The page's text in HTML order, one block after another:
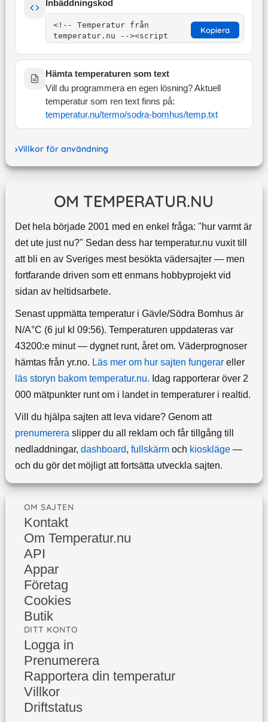
Inbäddningskod
Kopiera
Hämta temperaturen som text
Vill du programmera en egen lösning? Aktuell
temperatur som ren text finns på:
temperatur.nu/termo/sodra-bomhus/temp.txt
Villkor för användning
OM TEMPERATUR.NU
Det hela började 2001 med en enkel fråga: "hur varmt är
det ute just nu?" Sedan dess har temperatur.nu vuxit till
att bli en av Sveriges mest besökta vädersajter — men
fortfarande driven som ett enmans hobbyprojekt vid
sidan av heltidsarbete.
Senast uppmätta temperatur i Gävle/Södra Bomhus är
N/A°C (6 jul kl 09:56). Temperaturen uppdateras var
43200:e minut — dygnet runt, året om. Väderprognoser
hämtas från yr.no. Läs mer om hur sajten fungerareller
läs storyn bakom temperatur.nu. Idag rapporterar över 2
000 mätpunkter runt om i landet in temperaturer i realtid.
Vill du hjälpa sajten att leva vidare? Genom att
prenumereraslipper du all reklam och får tillgång till
nedladdningar, dashboard, fullskärmoch kioskläge—
och du gör det möjligt att fortsätta utveckla sajten.
OM SAJTEN
Kontakt
Om Temperatur.nu
API
Appar
Företag
Cookies
Butik
DITT KONTO
Logga in
Prenumerera
Rapportera din temperatur
Villkor
Driftstatus